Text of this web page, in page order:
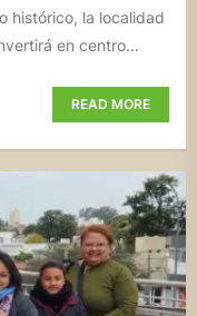
histórico, la localidad
en centro...
READ MORE